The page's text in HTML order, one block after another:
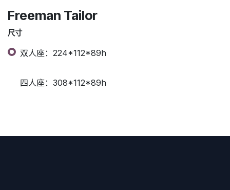
Freeman Tailor
尺寸
双人座：224*112*89h
四人座：308*112*89h